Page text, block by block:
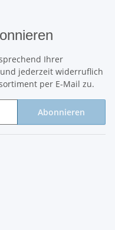
Ihrer
jederzeit widerruflich
per E-Mail zu.
Abonnieren